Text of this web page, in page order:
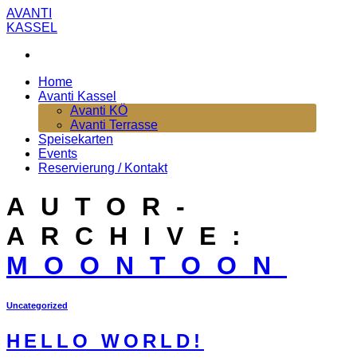
Zum
Inhalt
AVANTI
KASSEL
Home
Avanti Kassel
Avanti KÖ
Avanti Terrasse
Speisekarten
Events
Reservierung / Kontakt
AUTOR-
ARCHIVE:
MOONTOON
Uncategorized
HELLO WORLD!